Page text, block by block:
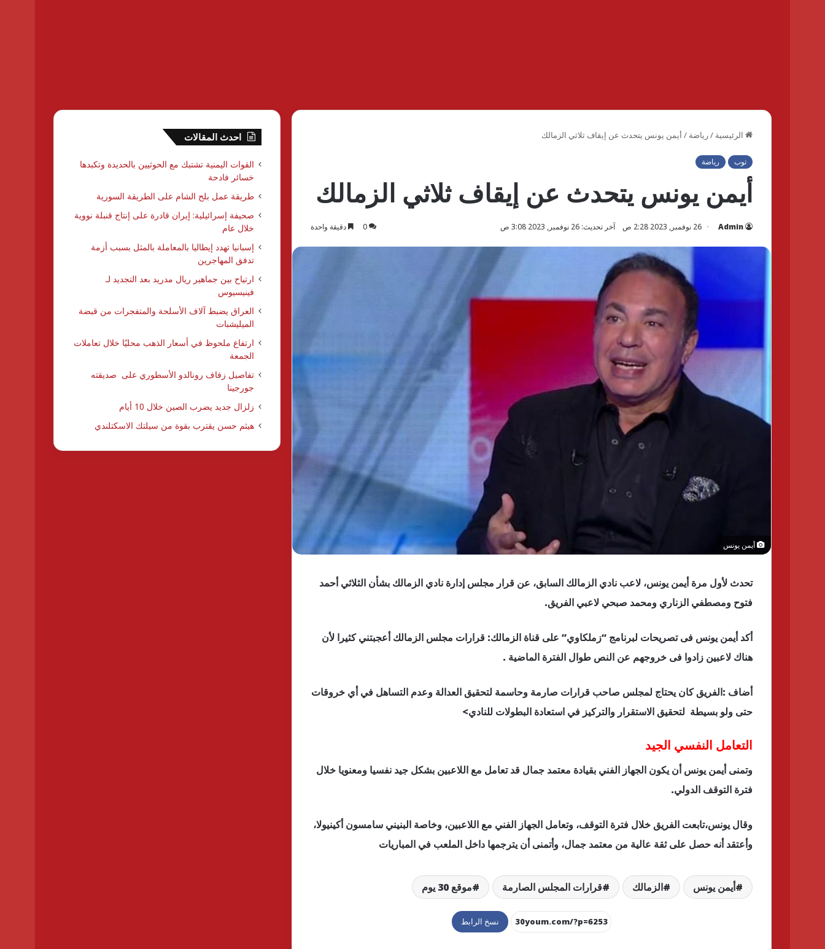
الرئيسية /رياضة / أيمن يونس يتحدث عن إيقاف ثلاثي الزمالك
توب رياضة
أيمن يونس يتحدث عن إيقاف ثلاثي الزمالك
Admin 26 نوفمبر, 2023 2:28 ص آخر تحديث: 26 نوفمبر, 2023 3:08 ص 0 دقيقة واحدة
أيمن يونس
تحدث لأول مرة أيمن يونس، لاعب نادي الزمالك السابق، عن قرار مجلس إدارة نادي الزمالك بشأن الثلاثي أحمد
فتوح ومصطفي الزناري ومحمد صبحي لاعبي الفريق.
أكد أيمن يونس فى تصريحات لبرنامج “زملكاوي” على قناة الزمالك: قرارات مجلس الزمالك أعجبتني كثيرا لأن
هناك لاعبين زادوا فى خروجهم عن النص طوال الفترة الماضية .
أضاف :الفريق كان يحتاج لمجلس صاحب قرارات صارمة وحاسمة لتحقيق العدالة وعدم التساهل في أي خروقات
حتى ولو بسيطة لتحقيق الاستقرار والتركيز في استعادة البطولات للنادي>
التعامل النفسي الجيد
وتمنى أيمن يونس أن يكون الجهاز الفني بقيادة معتمد جمال قد تعامل مع اللاعبين بشكل جيد نفسيا ومعنويا خلال
فترة التوقف الدولي.
وقال يونس،تابعت الفريق خلال فترة التوقف، وتعامل الجهاز الفني مع اللاعبين، وخاصة البنيني سامسون أكينيولا،
وأعتقد أنه حصل على ثقة عالية من معتمد جمال، وأتمنى أن يترجمها داخل الملعب في المباريات
أيمن يونس الزمالك قرارات المجلس الصارمة موقع 30 يوم
نسخ الرابط
احدث المقالات
القوات اليمنية تشتبك مع الحوثيين بالحديدة وتكبدها
خسائر فادحة
طريقة عمل بلح الشام على الطريقة السورية
صحيفة إسرائيلية: إيران قادرة على إنتاج قنبلة نووية
خلال عام
إسبانيا تهدد إيطاليا بالمعاملة بالمثل بسبب أزمة
تدفق المهاجرين
ارتياح بين جماهير ريال مدريد بعد التجديد لـ
فينيسيوس
العراق يضبط آلاف الأسلحة والمتفجرات من قبضة
الميليشبات
ارتفاع ملحوظ في أسعار الذهب محليًا خلال تعاملات
الجمعة
تفاصيل زفاف رونالدو الأسطوري على صديقته
جورجينا
زلزال جديد يضرب الصين خلال 10 أيام
هيثم حسن يقترب بقوة من سيلتك الاسكتلندي